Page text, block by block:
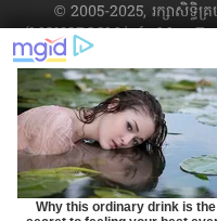
© 2005-2025, រក្សាសិទ្ធិគ្
(MONOROOM.info Mag
ទាំង​អស់ ​នៃ​ការ​ផ្សាយ​របស់​ទស្ស
លើក្រដាស ឬតាម​ប្រព័ន្ធ​អេឡិច​ត្រូ
អេឡិចត្រូនិច - សរសេរ​ឡើង​វិញ ឬ​
យល់ព្រម ជា​លាយ​លក្ខណ៍​អក្សរ​ ពី​ច
បាននូវសិទ្ធិ​ទាំងន
RSS SP